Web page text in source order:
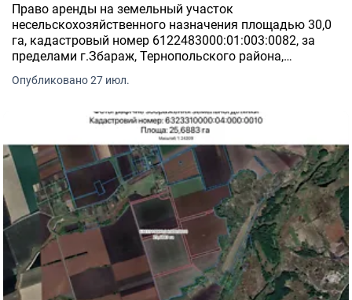
Право аренды на земельный участок
несельскохозяйственного назначения площадью 30,0
га, кадастровый номер 6122483000:01:003:0082, за
пределами г.Збараж, Тернопольского района,
Тернопольской области Это предложение от нашего
партнера - Zakupivli.
Опубликовано 27 июл.